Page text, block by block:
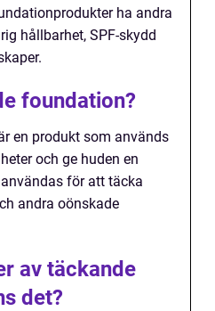
ha andra
hållbarhet, SPF-skydd
foundation?
en produkt som används
och ge huden en
för att täcka
andra oönskade
av täckande
det?